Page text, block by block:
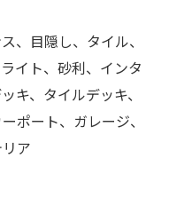
、目隠し、タイル、
イト、砂利、インタ
キ、タイルデッキ、
ポート、ガレージ、
ア